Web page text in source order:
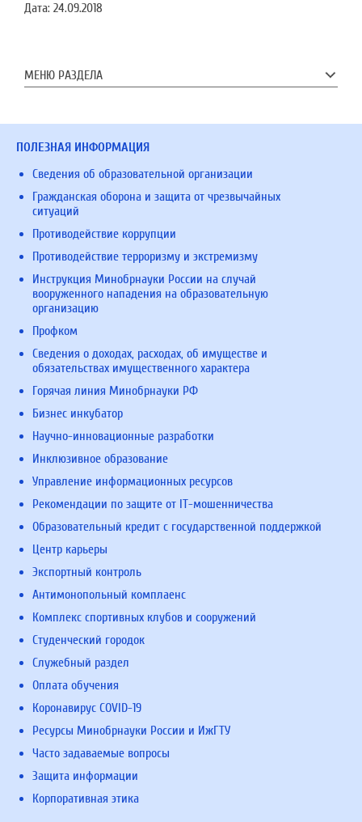
Дата: 24.09.2018
МЕНЮ РАЗДЕЛА
ПОЛЕЗНАЯ ИНФОРМАЦИЯ
Сведения об образовательной организации
Гражданская оборона и защита от чрезвычайных
ситуаций
Противодействие коррупции
Противодействие терроризму и экстремизму
Инструкция Минобрнауки России на случай
вооруженного нападения на образовательную
организацию
Профком
Сведения о доходах, расходах, об имуществе и
обязательствах имущественного характера
Горячая линия Минобрнауки РФ
Бизнес инкубатор
Научно-инновационные разработки
Инклюзивное образование
Управление информационных ресурсов
Рекомендации по защите от IT-мошенничества
Образовательный кредит с государственной поддержкой
Центр карьеры
Экспортный контроль
Антимонопольный комплаенс
Комплекс спортивных клубов и сооружений
Студенческий городок
Служебный раздел
Оплата обучения
Коронавирус COVID-19
Ресурсы Минобрнауки России и ИжГТУ
Часто задаваемые вопросы
Защита информации
Корпоративная этика